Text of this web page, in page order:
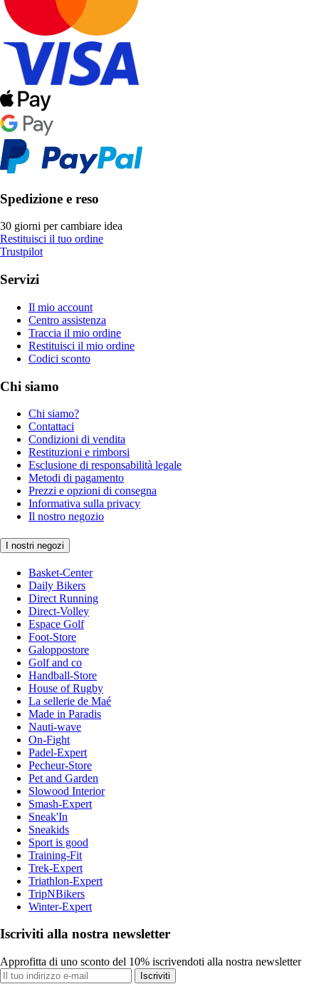
Spedizione e reso
30 giorni per cambiare idea
Restituisci il tuo ordine
Trustpilot
Servizi
Il mio account
Centro assistenza
Traccia il mio ordine
Restituisci il mio ordine
Codici sconto
Chi siamo
Chi siamo?
Contattaci
Condizioni di vendita
Restituzioni e rimborsi
Esclusione di responsabilità legale
Metodi di pagamento
Prezzi e opzioni di consegna
Informativa sulla privacy
Il nostro negozio
I nostri negozi
Basket-Center
Daily Bikers
Direct Running
Direct-Volley
Espace Golf
Foot-Store
Galoppostore
Golf and co
Handball-Store
House of Rugby
La sellerie de Maé
Made in Paradis
Nauti-wave
On-Fight
Padel-Expert
Pecheur-Store
Pet and Garden
Slowood Interior
Smash-Expert
Sneak'In
Sneakids
Sport is good
Training-Fit
Trek-Expert
Triathlon-Expert
TripNBikers
Winter-Expert
Iscriviti alla nostra newsletter
Approfitta di uno sconto del 10% iscrivendoti alla nostra newsletter
Iscriviti